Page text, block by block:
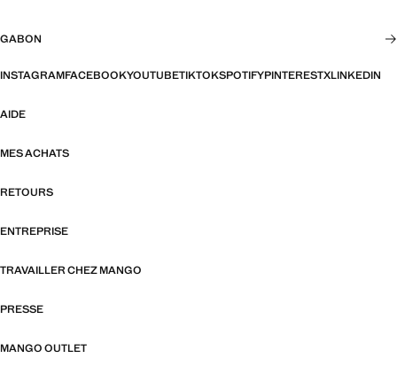
GABON
INSTAGRAMFACEBOOKYOUTUBETIKTOKSPOTIFYPINTERESTXLINKEDIN
AIDE
MES ACHATS
RETOURS
ENTREPRISE
TRAVAILLER CHEZ MANGO
PRESSE
MANGO OUTLET